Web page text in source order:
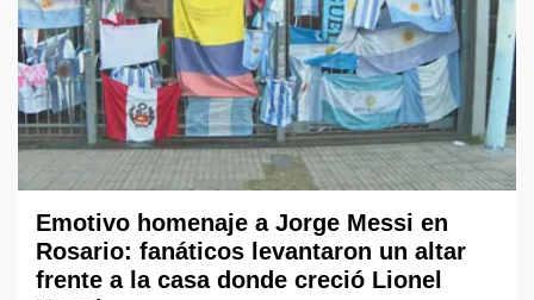
Emotivo homenaje a Jorge Messi en
Rosario: fanáticos levantaron un altar
frente a la casa donde creció Lionel